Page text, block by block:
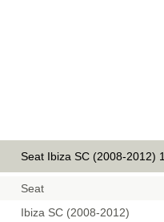
Seat Ibiza SC (2008-2012)
Seat
Ibiza SC (2008-2012)